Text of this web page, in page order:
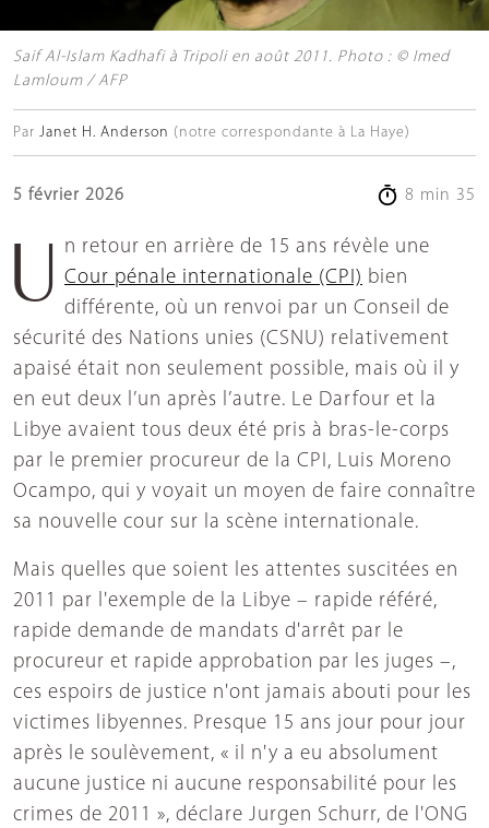
Saif Al-Islam Kadhafi à Tripoli en août 2011. Photo : © Imed
Lamloum / AFP
Par Janet H. Anderson (notre correspondante à La Haye)
5 février 2026 8 min 35
Un retour en arrière de 15 ans révèle une
Cour pénale internationale (CPI) bien
différente, où un renvoi par un Conseil de
sécurité des Nations unies (CSNU) relativement
apaisé était non seulement possible, mais où il y
en eut deux l’un après l’autre. Le Darfour et la
Libye avaient tous deux été pris à bras-le-corps
par le premier procureur de la CPI, Luis Moreno
Ocampo, qui y voyait un moyen de faire connaître
sa nouvelle cour sur la scène internationale.
Mais quelles que soient les attentes suscitées en
2011 par l'exemple de la Libye – rapide référé,
rapide demande de mandats d'arrêt par le
procureur et rapide approbation par les juges –,
ces espoirs de justice n'ont jamais abouti pour les
victimes libyennes. Presque 15 ans jour pour jour
après le soulèvement, « il n'y a eu absolument
aucune justice ni aucune responsabilité pour les
crimes de 2011 », déclare Jurgen Schurr, de l'ONG